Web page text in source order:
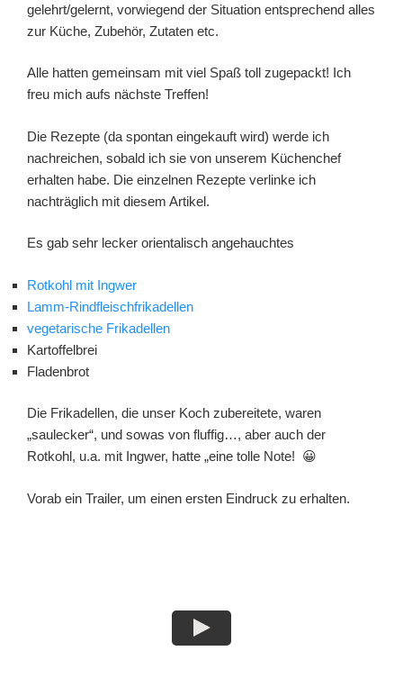
gelehrt/gelernt, vorwiegend der Situation entsprechend alles
zur Küche, Zubehör, Zutaten etc.
Alle hatten gemeinsam mit viel Spaß toll zugepackt! Ich
freu mich aufs nächste Treffen!
Die Rezepte (da spontan eingekauft wird) werde ich
nachreichen, sobald ich sie von unserem Küchenchef
erhalten habe. Die einzelnen Rezepte verlinke ich
nachträglich mit diesem Artikel.
Es gab sehr lecker orientalisch angehauchtes
Rotkohl mit Ingwer
Lamm-Rindfleischfrikadellen
vegetarische Frikadellen
Kartoffelbrei
Fladenbrot
Die Frikadellen, die unser Koch zubereitete, waren
„saulecker“, und sowas von fluffig…, aber auch der
Rotkohl, u.a. mit Ingwer, hatte „eine tolle Note! 😀
Vorab ein Trailer, um einen ersten Eindruck zu erhalten.